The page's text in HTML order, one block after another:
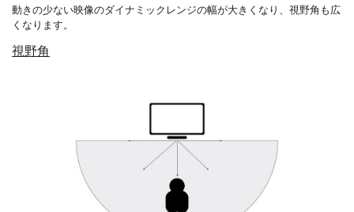
動きの少ない映像のダイナミックレンジの幅が大きくなり、視野角も広
くなります。
視野角